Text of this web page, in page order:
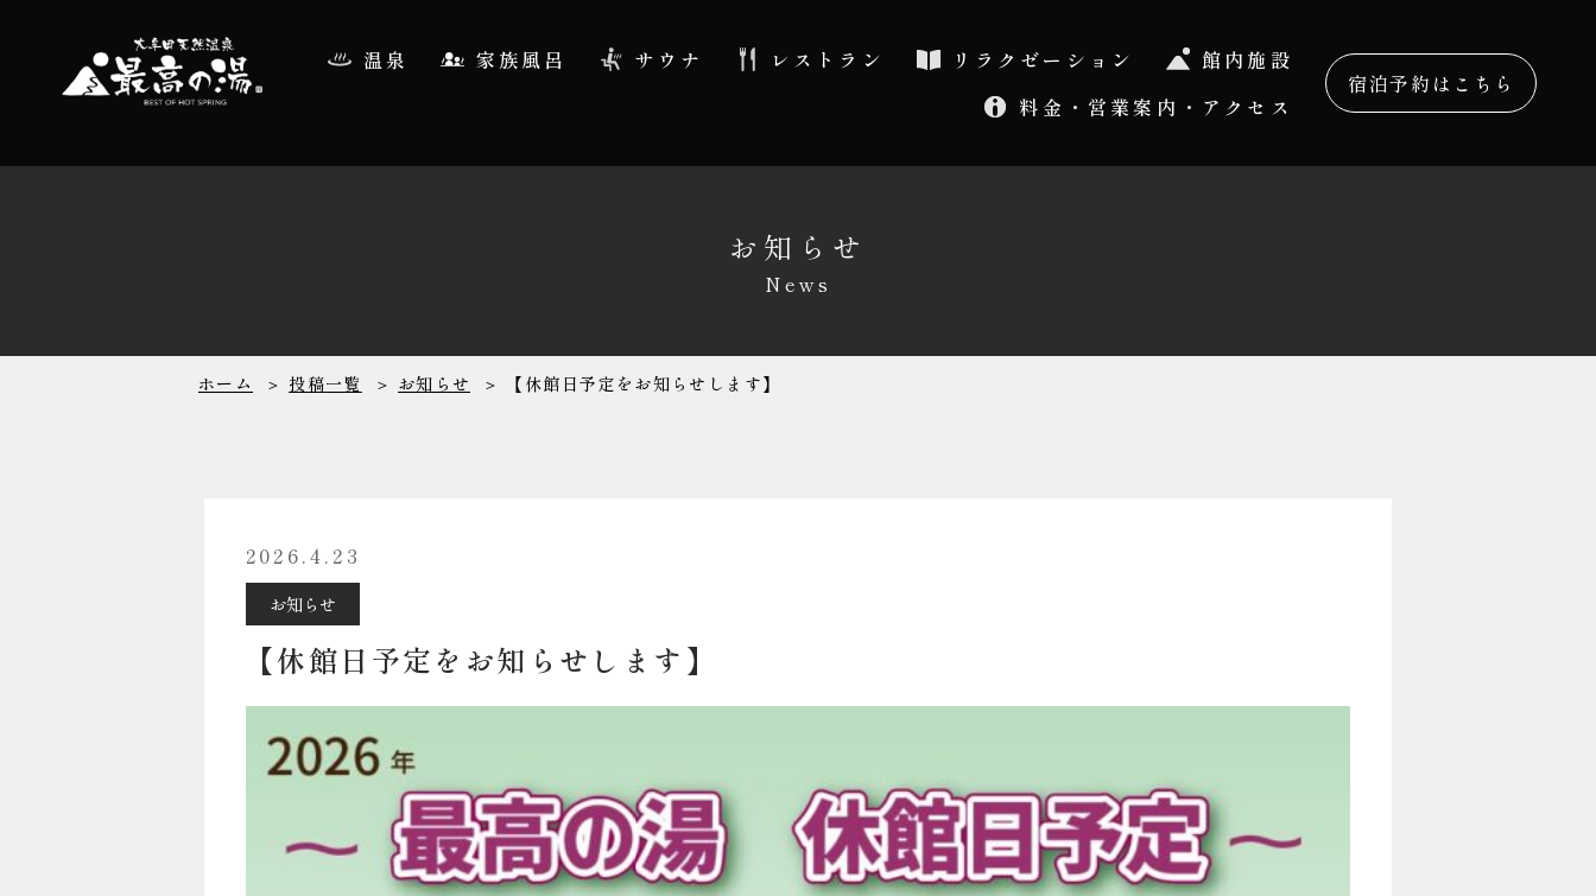
温泉 家族風呂 サウナ レストラン リラクゼーション
館内施設
料金・営業案内・アクセス
宿泊予約はこちら
ホーム 投稿一覧 お知らせ 【休館日予定をお知らせします】
お知らせ
News
2026.4.23
お知らせ
【休館日予定をお知らせします】